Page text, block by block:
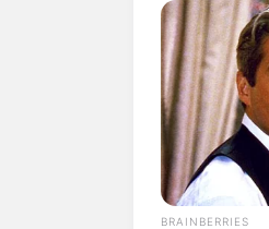
BRAINBERRIES
RURAL HEARTS
She Asked
Four.